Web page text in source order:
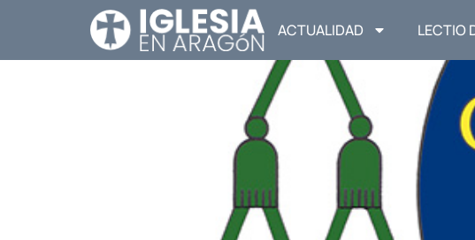
ACTUALIDAD LECTIO